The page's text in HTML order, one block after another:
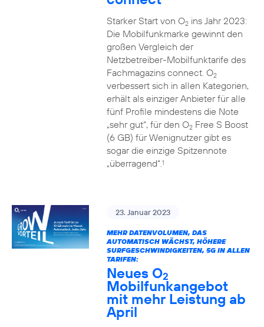
Starker Start von O2ins Jahr 2023:
Die Mobilfunkmarke gewinnt den
großen Vergleich der
Netzbetreiber-Mobilfunktarife des
Fachmagazins connect. O2
verbessert sich in allen Kategorien,
erhält als einziger Anbieter für alle
fünf Profile mindestens die Note
„sehr gut“, für den O2Free S Boost
(6 GB) für Wenignutzer gibt es
sogar die einzige Spitzennote
„überragend“.1
23. Januar 2023
MEHR DATENVOLUMEN, DAS
AUTOMATISCH WÄCHST, HÖHERE
SURFGESCHWINDIGKEITEN, 5G IN ALLEN
TARIFEN:
Neues O2
Mobilfunkangebot
mit mehr Leistung ab
April